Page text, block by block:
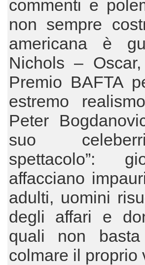
commenti e
non sempre
americana è
Nichols –
Premio BAFTA
estremo
Peter
suo
spettacolo”:
affacciano
adulti, uomini
degli affari e
quali non
colmare il